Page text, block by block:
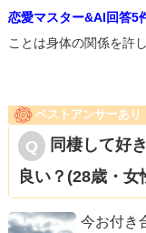
恋愛マスター&AI回答5
ことは身体の関係を許
ベストアンサーあり
同棲して好
良い？(28歳・女
今お付き